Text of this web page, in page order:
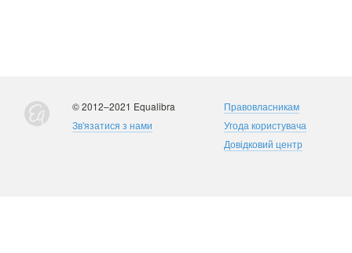
© 2012–2021 Equalibra
Зв'язатися з нами
Правовласникам
Угода користувача
Довідковий центр